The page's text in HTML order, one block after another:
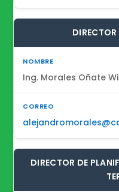
Ing. Morales Oñate
DIRECTOR DE